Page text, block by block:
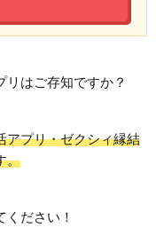
リはご存知ですか？
アプリ・ゼクシィ縁結
。
ださい！